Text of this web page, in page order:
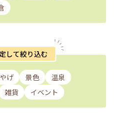
して絞り込む
げ 景色
温泉
雑貨 イベント